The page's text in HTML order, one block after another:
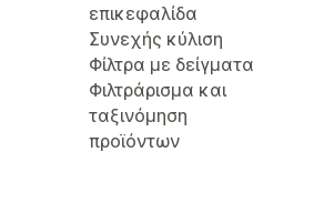
επικεφαλίδα
Συνεχής κύλιση
Φίλτρα με δείγματα
Φιλτράρισμα και
ταξινόμηση
προϊόντων